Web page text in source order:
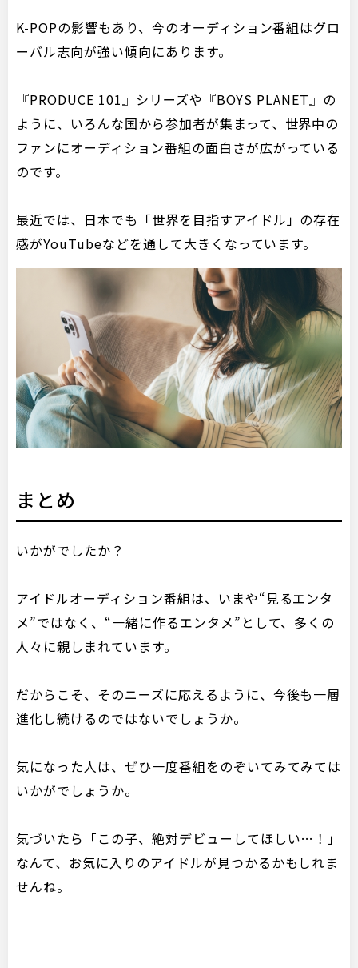
K-POPの影響もあり、今のオーディション番組はグロ
ーバル志向が強い傾向にあります。
『PRODUCE 101』シリーズや『BOYS PLANET』の
ように、いろんな国から参加者が集まって、世界中の
ファンにオーディション番組の面白さが広がっている
のです。
最近では、日本でも「世界を目指すアイドル」の存在
感がYouTubeなどを通して大きくなっています。
まとめ
いかがでしたか？
アイドルオーディション番組は、いまや“見るエンタ
メ”ではなく、“一緒に作るエンタメ”として、多くの
人々に親しまれています。
だからこそ、そのニーズに応えるように、今後も一層
進化し続けるのではないでしょうか。
気になった人は、ぜひ一度番組をのぞいてみてみては
いかがでしょうか。
気づいたら「この子、絶対デビューしてほしい…！」
なんて、お気に入りのアイドルが見つかるかもしれま
せんね。